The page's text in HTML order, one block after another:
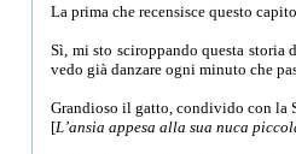
La prima che recensisce questo
Sì, mi sto sciroppando questa storia
vedo già danzare ogni minuto che
Grandioso il gatto, condivido con la
[L’ansia appesa alla sua nuca